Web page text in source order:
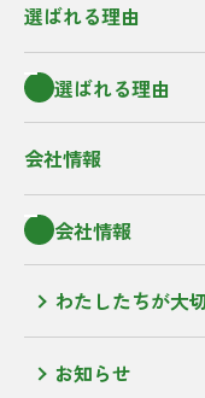
選ばれる理由
選ばれる理由
会社情報
会社情報
わたしたちが大
お知らせ